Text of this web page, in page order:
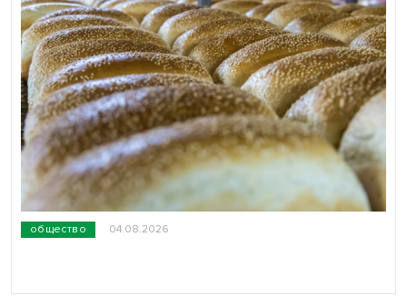
общество 04.08.2026